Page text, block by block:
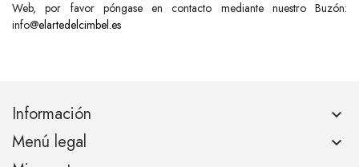
Web, por favor póngase en contacto mediante nuestro Buzón:
info@elartedelcimbel.es
Información keyboard_arrow_down
Menú legal keyboard_arrow_down